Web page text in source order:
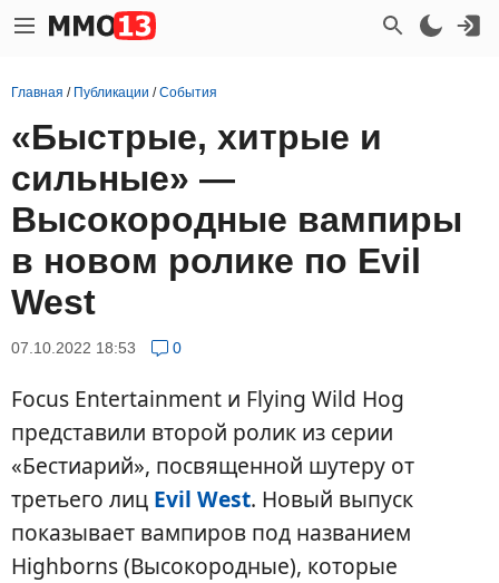
Главная / Публикации /События
«Быстрые, хитрые и
сильные» —
Высокородные вампиры
в новом ролике по Evil
West
07.10.2022 18:53 0
Focus Entertainment и Flying Wild Hog
представили второй ролик из серии
«Бестиарий», посвященной шутеру от
третьего лиц Evil West. Новый выпуск
показывает вампиров под названием
Highborns (Высокородные), которые